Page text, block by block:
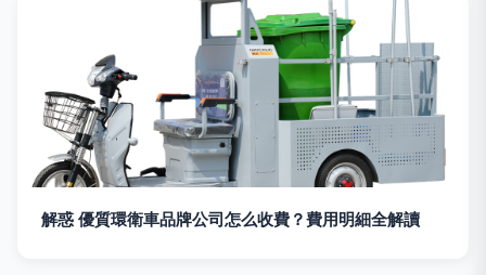
解惑 優質環衛車品牌公司怎么收費？費用明細全解讀